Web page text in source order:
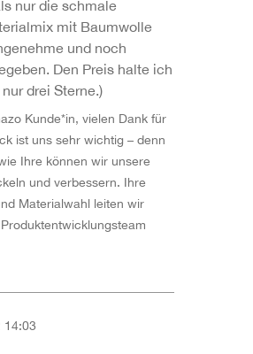
nur die schmale
mit Baumwolle
und noch
Den Preis halte ich
drei Sterne.)
Kunde*in, vielen Dank für
ist uns sehr wichtig – denn
Ihre können wir unsere
und verbessern. Ihre
Materialwahl leiten wir
14:03